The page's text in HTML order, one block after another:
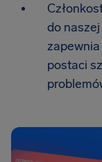
do
postaci